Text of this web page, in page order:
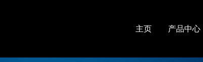
主页 产品中心